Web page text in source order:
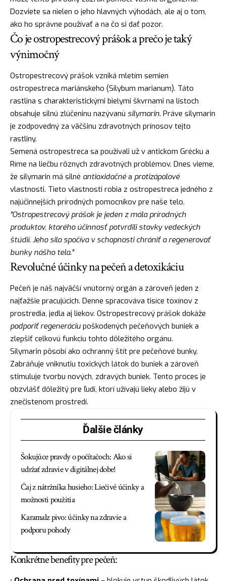
Dozviete sa nielen o jeho hlavných výhodách, ale aj o tom,
ako ho správne používať a na čo si dať pozor.
Čo je ostropestrecový prášok a prečo je taký
výnimočný
Ostropestrecový prášok vzniká mletím semien
ostropestreca mariánskeho (Silybum marianum). Táto
rastlina s charakteristickými bielymi škvrnami na listoch
obsahuje silnú zlúčeninu nazývanú silymarin. Práve silymarin
je zodpovedný za väčšinu zdravotných prínosov tejto
rastliny.
Semená ostropestreca sa používali už v antickom Grécku a
Ríme na liečbu rôznych zdravotných problémov. Dnes vieme,
že silymarin má silné antioxidačnéa protizápalové
vlastnosti. Tieto vlastnosti robia z ostropestreca jedného z
najúčinnejších prírodných pomocníkov pre naše telo.
"Ostropestrecový prášok je jeden z mála prírodných
produktov, ktorého účinnosť potvrdili stovky vedeckých
štúdií. Jeho sila spočíva v schopnosti chrániť a regenerovať
bunky nášho tela."
Revolučné účinky na pečeň a detoxikáciu
Pečeň je náš najväčší vnútorný orgán a zároveň jeden z
najťažšie pracujúcich. Denne spracováva tisíce toxínov z
prostredia, jedla aj liekov. Ostropestrecový prášok dokáže
podporiť regeneráciu poškodených pečeňových buniek a
zlepšiť celkovú funkciu tohto dôležitého orgánu.
Silymarin pôsobí ako ochranný štít pre pečeňové bunky.
Zabráňuje vniknutiu toxických látok do buniek a zároveň
stimuluje tvorbu nových, zdravých buniek. Tento proces je
obzvlášť dôležitý pre ľudí, ktorí užívajú lieky alebo žijú v
znečistenom prostredí.
Ďalšie články
Šokujúce pravdy o počítačoch: Ako si
udržať zdravie v digitálnej dobe!
Čaj z nátržníka husieho: Liečivé účinky a
možnosti použitia
Karamalz pivo: účinky na zdravie a
podporu pohody
Konkrétne benefity pre pečeň: